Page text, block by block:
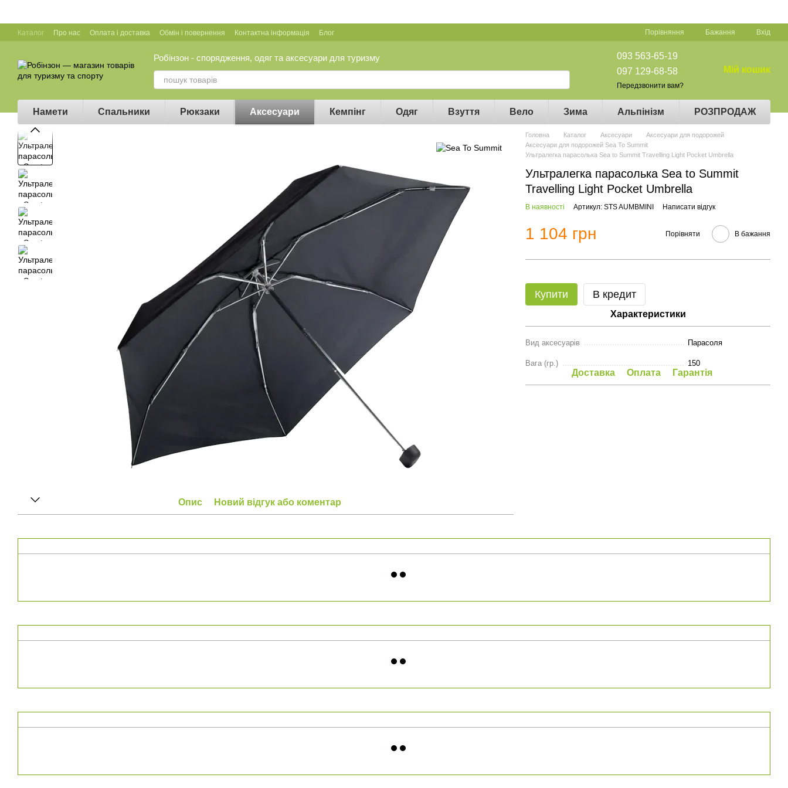
Каталог Про нас Оплата і доставка Обмін і повернення Контактна інформація Блог Порівняння Бажання Вхід
Робінзон - спорядження, одяг та аксесуари для туризму
093 563-65-19
097 129-68-58
Передзвонити вам?
Мій кошик
Намети Спальники Рюкзаки Аксесуари Кемпінг Одяг Взуття Вело Зима Альпінізм РОЗПРОДАЖ
Опис Новий відгук або коментар
Головна Каталог Аксесуари
Аксесуари для подорожей
Аксесуари для подорожей Sea To Summit
Ультралегка парасолька Sea to Summit Travelling Light Pocket Umbrella
Ультралегка парасолька Sea to Summit
Travelling Light Pocket Umbrella
В наявності Артикул: STS AUMBMINI Написати відгук
1 104 грн Порівняти В бажання
Купити В кредит
Характеристики
Вид аксесуарів Парасоля
Вага (гр.) 150
Доставка Оплата Гарантія